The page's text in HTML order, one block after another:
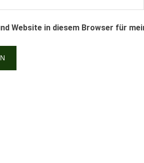
Website in diesem Browser für